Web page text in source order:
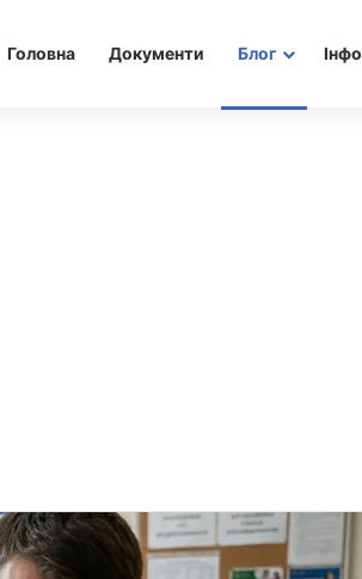
Головна Документи Блог Інфо